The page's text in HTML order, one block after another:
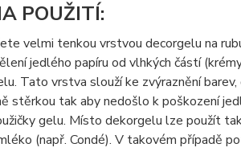
POUŽITÍ:
velmi tenkou vrstvou decorgelu na
jedlého papíru od vlhkých částí
Tato vrstva slouží ke zvýraznění
stěrkou tak aby nedošlo k poškození
gelu. Místo dekorgelu lze použít
(např. Condé). V takovém případě